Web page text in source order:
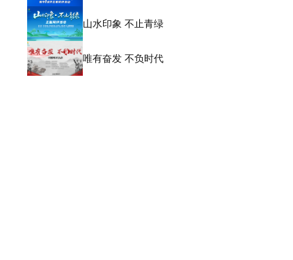
山水印象 不止青绿
唯有奋发 不负时代